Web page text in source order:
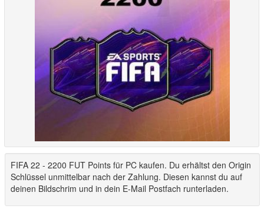
FIFA 22 - 2200 FUT Points für PC kaufen. Du erhältst den Origin
Schlüssel unmittelbar nach der Zahlung. Diesen kannst du auf
deinen Bildschrim und in dein E-Mail Postfach runterladen.